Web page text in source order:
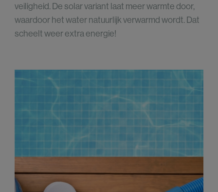
veiligheid. De solar variant laat meer warmte door,
waardoor het water natuurlijk verwarmd wordt. Dat
scheelt weer extra energie!